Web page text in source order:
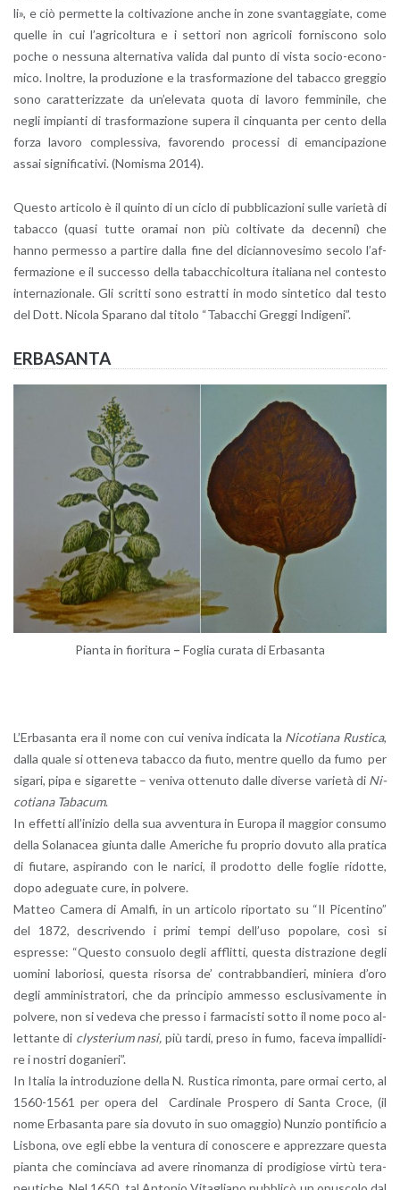
li», e ciò per­met­te la col­ti­va­zio­ne anche in zone svan­tag­gia­te, come
quel­le in cui l’a­gri­col­tu­ra e i set­to­ri non agri­co­li for­ni­sco­no solo
poche o nes­su­na al­ter­na­ti­va va­li­da dal punto di vista so­cio-eco­no­
mi­co. Inol­tre, la pro­du­zio­ne e la tra­sfor­ma­zio­ne del ta­bac­co greg­gio
sono ca­rat­te­riz­za­te da un’e­le­va­ta quota di la­vo­ro fem­mi­ni­le, che
negli im­pian­ti di tra­sfor­ma­zio­ne su­pe­ra il cin­quan­ta per cento della
forza la­vo­ro com­ples­si­va, fa­vo­ren­do pro­ces­si di eman­ci­pa­zio­ne
assai si­gni­fi­ca­ti­vi. (No­mi­sma 2014).
Que­sto ar­ti­co­lo è il quin­to di un ciclo di pub­bli­ca­zio­ni sulle va­rie­tà di
ta­bac­co (quasi tutte ora­mai non più col­ti­va­te da de­cen­ni) che
hanno per­mes­so a par­ti­re dalla fine del di­cian­no­ve­si­mo se­co­lo l’af­
fer­ma­zio­ne e il suc­ces­so della ta­bac­chi­col­tu­ra ita­lia­na nel con­te­sto
in­ter­na­zio­na­le. Gli scrit­ti sono estrat­ti in modo sin­te­ti­co dal testo
del Dott. Ni­co­la Spa­ra­no dal ti­to­lo “Ta­bac­chi Greg­gi In­di­ge­ni”.
ER­BA­SAN­TA
Pian­ta in fio­ri­tu­ra – Fo­glia cu­ra­ta di Er­ba­san­ta
L’Er­ba­san­ta era il nome con cui ve­ni­va in­di­ca­ta la Ni­co­tia­na Ru­sti­ca,
dalla quale si ot­te­ne­va ta­bac­co da fiuto, men­tre quel­lo da fumo per
si­ga­ri, pipa e si­ga­ret­te – ve­ni­va ot­te­nu­to dalle di­ver­se va­rie­tà di Ni­
co­tia­na Ta­ba­cum.
In ef­fet­ti al­l’i­ni­zio della sua av­ven­tu­ra in Eu­ro­pa il mag­gior con­su­mo
della So­la­na­cea giun­ta dalle Ame­ri­che fu pro­prio do­vu­to alla pra­ti­ca
di fiu­ta­re, aspi­ran­do con le na­ri­ci, il pro­dot­to delle fo­glie ri­dot­te,
dopo ade­gua­te cure, in pol­ve­re.
Mat­teo Ca­me­ra di Amal­fi, in un ar­ti­co­lo ri­por­ta­to su “Il Pi­cen­ti­no”
del 1872, de­scri­ven­do i primi tempi del­l’u­so po­po­la­re, così si
espres­se: “Que­sto con­suo­lo degli af­flit­ti, que­sta di­stra­zio­ne degli
uo­mi­ni la­bo­rio­si, que­sta ri­sor­sa de’ con­trab­ban­die­ri, mi­nie­ra d’oro
degli am­mi­ni­stra­to­ri, che da prin­ci­pio am­mes­so esclu­si­va­men­te in
pol­ve­re, non si ve­de­va che pres­so i far­ma­ci­sti sotto il nome poco al­
let­tan­te di cly­ste­rium nasi, più tardi, preso in fumo, fa­ce­va im­pal­li­di­
re i no­stri do­ga­nie­ri”.
In Ita­lia la in­tro­du­zio­ne della N. Ru­sti­ca ri­mon­ta, pare ormai certo, al
1560-1561 per opera del Car­di­na­le Pro­spe­ro di Santa Croce, (il
nome Er­ba­san­ta pare sia do­vu­to in suo omag­gio) Nun­zio pon­ti­fi­cio a
Li­sbo­na, ove egli ebbe la ven­tu­ra di co­no­sce­re e ap­prez­za­re que­sta
pian­ta che co­min­cia­va ad avere ri­no­man­za di pro­di­gio­se virtù te­ra­